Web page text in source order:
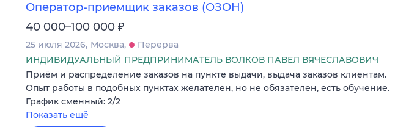
Оператор-приемщик заказов (ОЗОН)
40 000–100 000 ₽
25 июля 2026 Москва
Перерва
ИНДИВИДУАЛЬНЫЙ ПРЕДПРИНИМАТЕЛЬ ВОЛКОВ ПАВЕЛ ВЯЧЕСЛАВОВИЧ
Приём и распределение заказов на пункте выдачи, выдача заказов клиентам.
Опыт работы в подобных пунктах желателен, но не обязателен, есть обучение.
График сменный: 2/2
Показать ещё